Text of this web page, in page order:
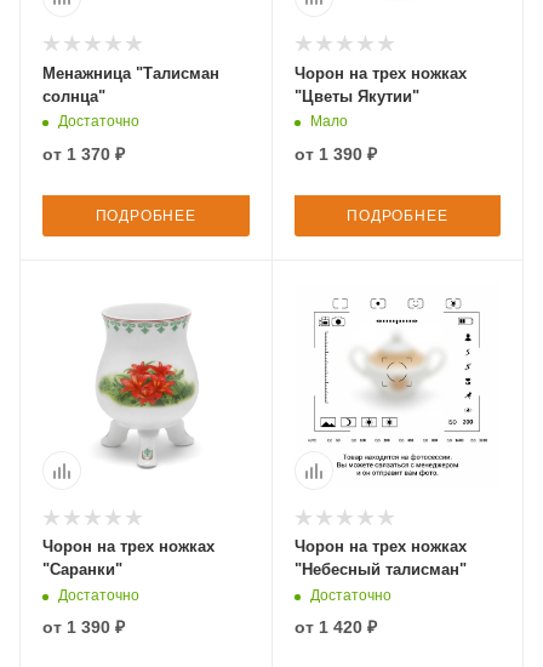
Менажница "Талисман
солнца"
Достаточно
от 1 370 ₽
ПОДРОБНЕЕ
Чорон на трех ножках
"Цветы Якутии"
Мало
от 1 390 ₽
ПОДРОБНЕЕ
Чорон на трех ножках
"Саранки"
Достаточно
от 1 390 ₽
Чорон на трех ножках
"Небесный талисман"
Достаточно
от 1 420 ₽